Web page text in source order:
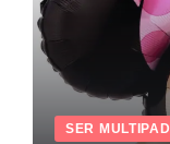
SER